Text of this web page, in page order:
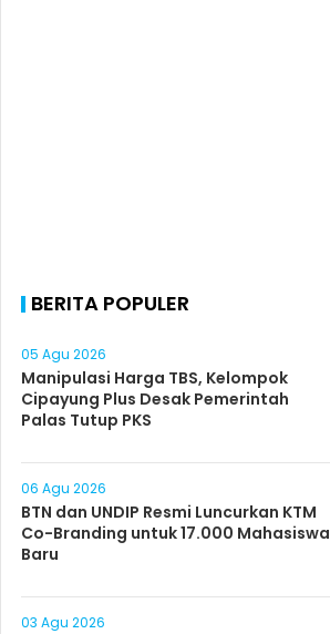
BERITA POPULER
05 Agu 2026
Manipulasi Harga TBS, Kelompok
Cipayung Plus Desak Pemerintah
Palas Tutup PKS
06 Agu 2026
BTN dan UNDIP Resmi Luncurkan KTM
Co-Branding untuk 17.000 Mahasiswa
Baru
03 Agu 2026